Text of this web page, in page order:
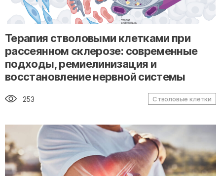
" alt="loading" class="img-responsive"/>
Терапия стволовыми клетками при
рассеянном склерозе: современные
подходы, ремиелинизация и
восстановление нервной системы
253 Стволовые клетки